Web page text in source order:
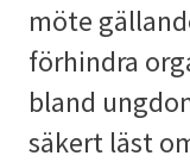
möte
förhindra
bland
säkert läst